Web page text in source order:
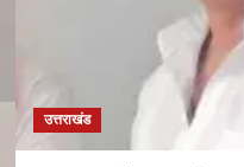
उत्तराखंड